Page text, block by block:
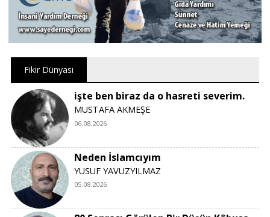
Fikir Dünyası
işte ben biraz da o hasreti severim.
MUSTAFA AKMEŞE
06.08.2026
Neden İslamcıyım
YUSUF YAVUZYILMAZ
05.08.2026